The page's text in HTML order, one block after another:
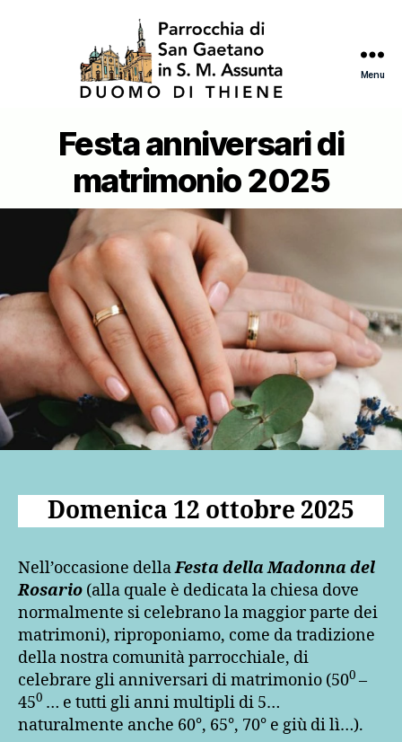
Menu
Categorie
Festa anniversari di
matrimonio 2025
Domenica 12 ottobre 2025
Nell’occasione dellaFesta della Madonna del
Rosario (alla quale è dedicata la chiesa dove
normalmente si celebrano la maggior parte dei
matrimoni), riproponiamo, come da tradizione
della nostra comunità parrocchiale, di
celebrare gli anniversari di matrimonio (500 –
450 … e tutti gli anni multipli di 5…
naturalmente anche 60°, 65°, 70° e giù di lì…).